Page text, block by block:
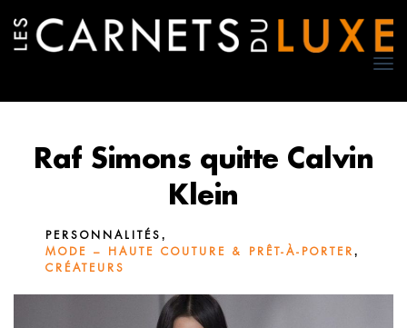
Raf Simons quitte Calvin
Klein
PERSONNALITÉS ,
MODE – HAUTE COUTURE & PRÊT-À-PORTER ,
CRÉATEURS